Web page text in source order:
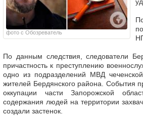
фото с Обозреватель
По данным следствия, следователи
причастность к преступлению
одно из подразделений МВД
жителей Бердянского района. События
оккупации части Запорожской
содержания людей на территории
создали застенок.